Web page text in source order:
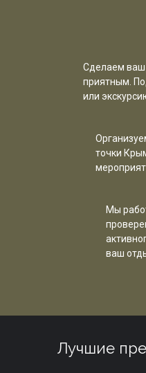
Мы
ваш
точки
Сделаем ваш
приятным.
или
Лучшие